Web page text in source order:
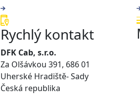
Rychlý kontakt
DFK Cab, s.r.o.
Za Olšávkou 391, 686 01
Uherské Hradiště- Sady
Česká republika